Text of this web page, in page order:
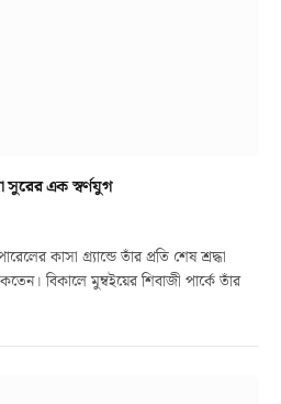
এক স্বর্ণযুগ
কাসা গ্র্যান্ডে তাঁর প্রতি শেষ শ্রদ্ধা
বিকালে মুম্বইয়ের শিবাজী পার্কে তাঁর